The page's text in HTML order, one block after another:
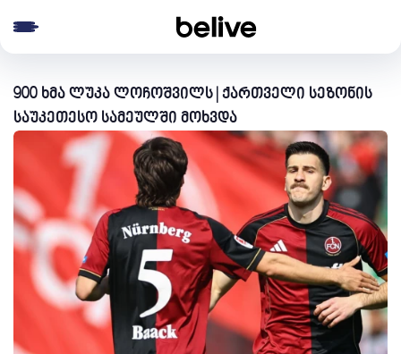
900 ხმა ლუკა ლოჩოშვილს | ქართველი სეზონის
საუკეთესო სამეულში მოხვდა